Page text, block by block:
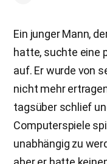
Ein junger Mann,
hatte, suchte eine
auf. Er wurde von
nicht mehr
tagsüber schlief
Computerspiele
unabhängig zu